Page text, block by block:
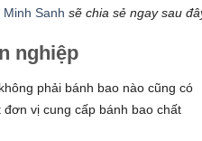
Minh Sanh sẽ chia sẻ ngay sau
nghiệp
phải bánh bao nào cũng có
vị cung cấp bánh bao chất